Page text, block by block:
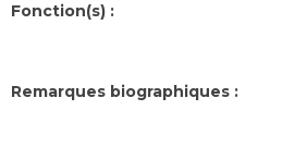
Fonction(s) :
Remarques biographiques :